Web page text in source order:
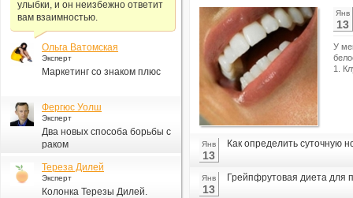
Янв
13
У
1.
Янв
13
Как определить суточную
Янв
13
Грейпфрутовая диета для
улыбки, и он неизбежно ответит
вам взаимностью.
Ольга Ватомская
Эксперт
Маркетинг со знаком плюс
Фергюс Уолш
Эксперт
Два новых способа борьбы с
раком
Тереза Дилей
Эксперт
Колонка Терезы Дилей.